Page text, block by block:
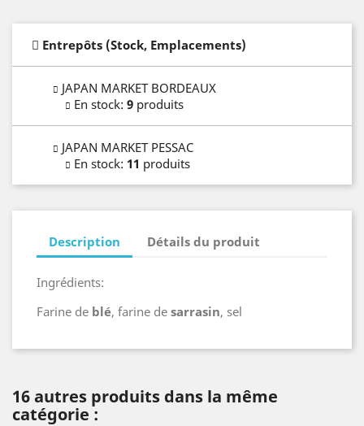
Entrepôts (Stock, Emplacements)
JAPAN MARKET BORDEAUX
En stock: 9 produits
JAPAN MARKET PESSAC
En stock: 11 produits
Description Détails du produit
Ingrédients:
Farine de blé, farine de sarrasin, sel
16 autres produits dans la même
catégorie :